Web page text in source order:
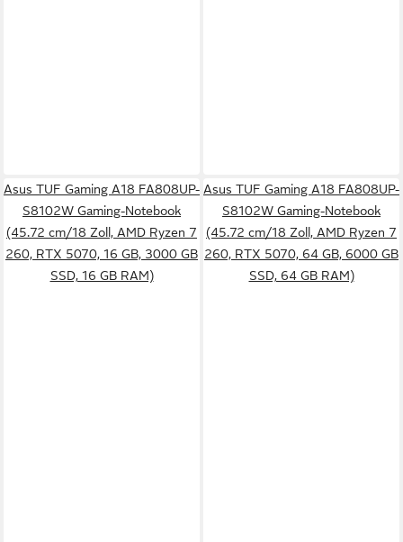
Asus TUF Gaming A18 FA808UP-
S8102W Gaming-Notebook
(45.72 cm/18 Zoll, AMD Ryzen 7
260, RTX 5070, 16 GB, 3000 GB
SSD, 16 GB RAM)
Asus TUF Gaming A18 FA808UP-
S8102W Gaming-Notebook
(45.72 cm/18 Zoll, AMD Ryzen 7
260, RTX 5070, 64 GB, 6000 GB
SSD, 64 GB RAM)